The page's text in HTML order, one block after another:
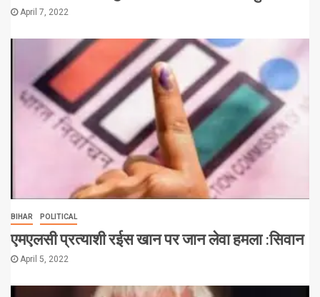
April 7, 2022
BIHAR POLITICAL
एमएलसी प्रत्याशी रईस खान पर जान लेवा हमला :सिवान
April 5, 2022